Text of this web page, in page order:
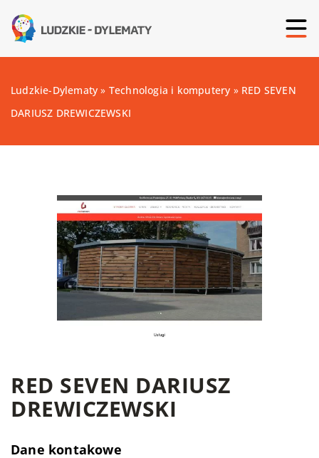
Ludzkie-Dylematy » Technologia i komputery » RED SEVEN
DARIUSZ DREWICZEWSKI
RED SEVEN DARIUSZ
DREWICZEWSKI
Dane kontakowe